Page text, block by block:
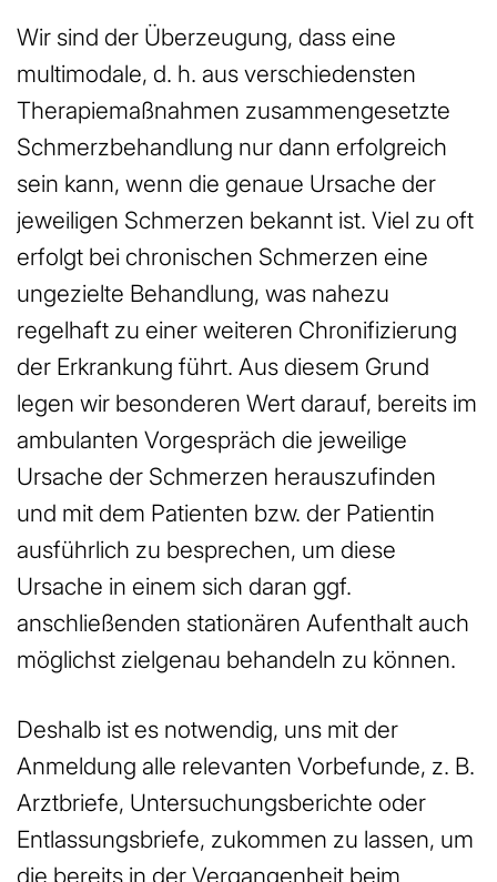
Wir sind der Überzeugung, dass eine
multimodale, d. h. aus verschiedensten
Therapiemaßnahmen zusammengesetzte
Schmerzbehandlung nur dann erfolgreich
sein kann, wenn die genaue Ursache der
jeweiligen Schmerzen bekannt ist. Viel zu oft
erfolgt bei chronischen Schmerzen eine
ungezielte Behandlung, was nahezu
regelhaft zu einer weiteren Chronifizierung
der Erkrankung führt. Aus diesem Grund
legen wir besonderen Wert darauf, bereits im
ambulanten Vorgespräch die jeweilige
Ursache der Schmerzen herauszufinden
und mit dem Patienten bzw. der Patientin
ausführlich zu besprechen, um diese
Ursache in einem sich daran ggf.
anschließenden stationären Aufenthalt auch
möglichst zielgenau behandeln zu können.
Deshalb ist es notwendig, uns mit der
Anmeldung alle relevanten Vorbefunde, z. B.
Arztbriefe, Untersuchungsberichte oder
Entlassungsbriefe, zukommen zu lassen, um
die bereits in der Vergangenheit beim